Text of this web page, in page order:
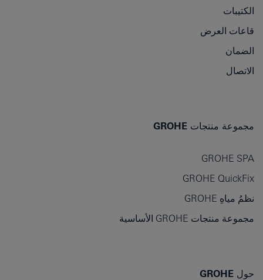
الكتيبات
قاعات العرض
الضمان
الاتصال
مجموعة منتجات GROHE
GROHE SPA
GROHE QuickFix
نظمُ مياهِ GROHE
مجموعة منتجات GROHE الأساسية
حول GROHE